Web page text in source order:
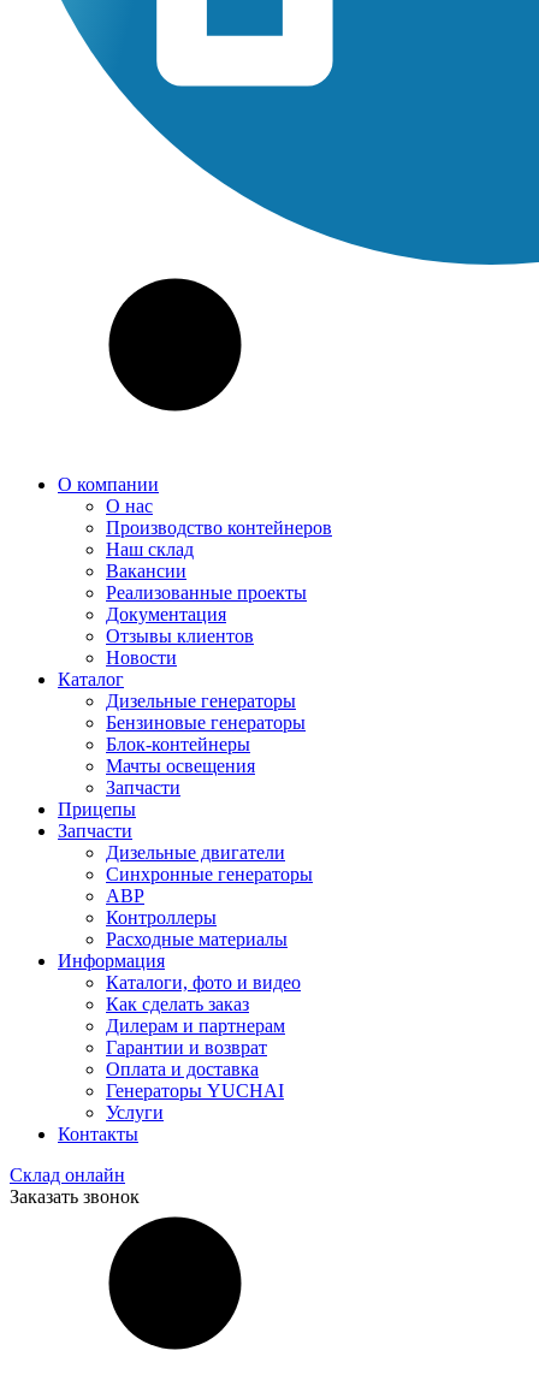
О компании
О нас
Производство контейнеров
Наш склад
Вакансии
Реализованные проекты
Документация
Отзывы клиентов
Новости
Каталог
Дизельные генераторы
Бензиновые генераторы
Блок-контейнеры
Мачты освещения
Запчасти
Прицепы
Запчасти
Дизельные двигатели
Синхронные генераторы
АВР
Контроллеры
Расходные материалы
Информация
Каталоги, фото и видео
Как сделать заказ
Дилерам и партнерам
Гарантии и возврат
Оплата и доставка
Генераторы YUCHAI
Услуги
Контакты
Склад онлайн
Заказать звонок